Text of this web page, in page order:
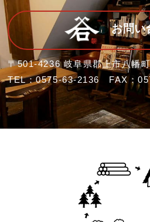
お問い
〒501-4236 岐阜県郡上市八幡
TEL：0575-63-2136 FAX：